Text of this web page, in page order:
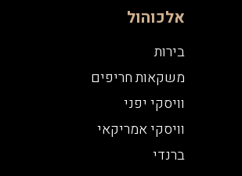
אלכוהול
בירות
משקאות חריפים
וויסקי יפני
וויסקי אמריקאי
ברנדי